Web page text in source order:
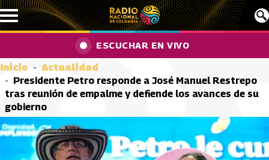
Pasar al contenido principal
ESCUCHAR EN VIVO
Inicio
Actualidad
Presidente Petro responde a José Manuel Restrepo
tras reunión de empalme y defiende los avances de su
gobierno